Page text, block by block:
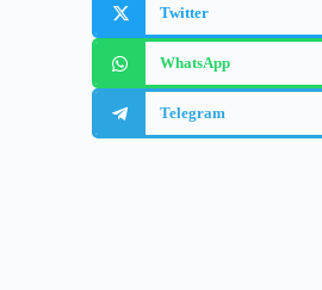
Twitter
WhatsApp
Telegram